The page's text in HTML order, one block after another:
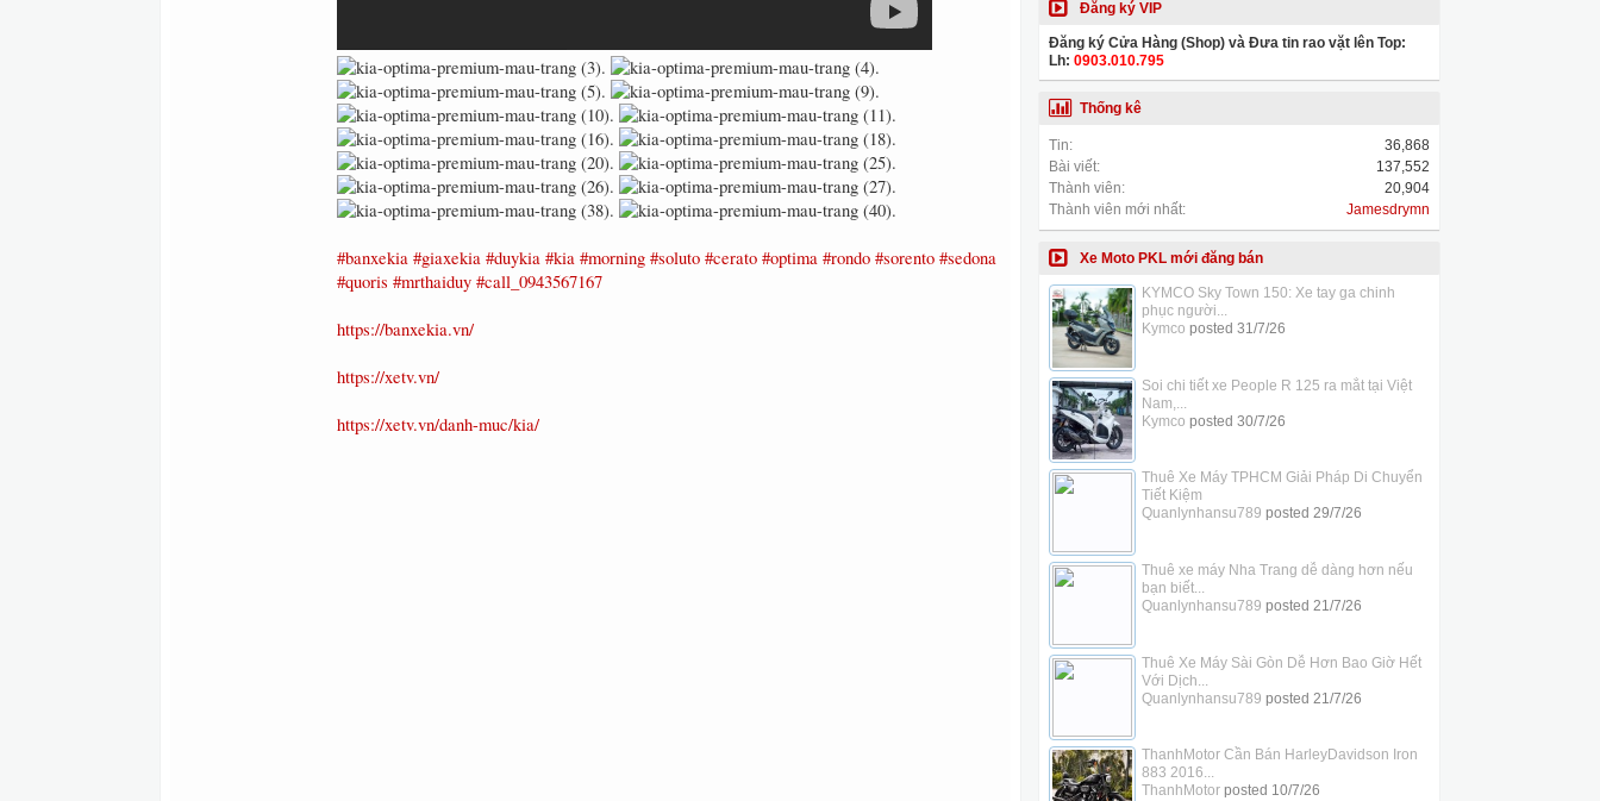
#banxekia #giaxekia #duykia #kia #morning #soluto #cerato #optima #rondo #sorento #sedona
#quoris #mrthaiduy #call_0943567167
https://banxekia.vn/
https://xetv.vn/
https://xetv.vn/danh-muc/kia/
Đăng ký VIP
Đăng ký Cửa Hàng (Shop) và Đưa tin rao vặt lên Top:
Lh: 0903.010.795
Thống kê
Tin:
36,868
Bài viết:
137,552
Thành viên:
20,904
Thành viên mới nhất:
Jamesdrymn
Xe Moto PKL mới đăng bán
KYMCO Sky Town 150: Xe tay ga chinh
phục người...
Kymco posted 31/7/26
Soi chi tiết xe People R 125 ra mắt tại Việt
Nam,...
Kymco posted 30/7/26
Thuê Xe Máy TPHCM Giải Pháp Di Chuyển
Tiết Kiệm
Quanlynhansu789 posted 29/7/26
Thuê xe máy Nha Trang dễ dàng hơn nếu
bạn biết...
Quanlynhansu789 posted 21/7/26
Thuê Xe Máy Sài Gòn Dễ Hơn Bao Giờ Hết
Với Dịch...
Quanlynhansu789 posted 21/7/26
ThanhMotor Cần Bán HarleyDavidson Iron
883 2016...
ThanhMotorposted 10/7/26